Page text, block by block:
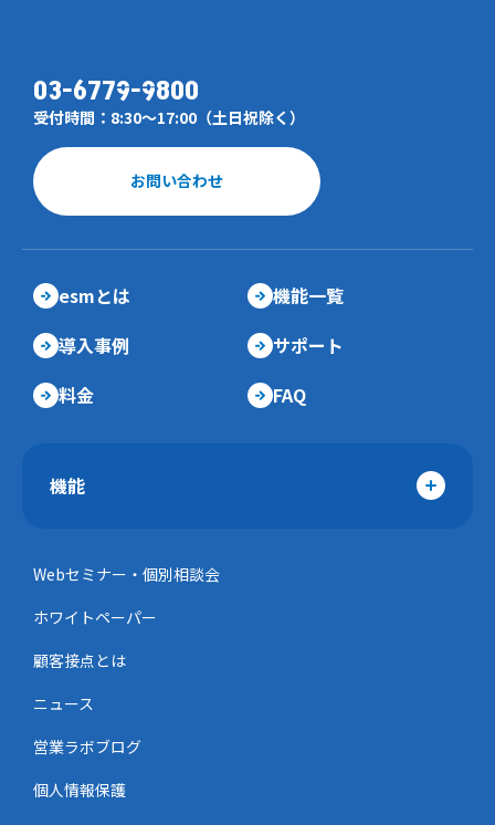
お問い合わせ
03-6779-9800
受付時間：8:30～17:00（土日祝除く）
esmとは
機能一覧
導入事例
サポート
料金
FAQ
機能
Webセミナー・個別相談会
ホワイトペーパー
顧客接点とは
ニュース
営業ラボブログ
個人情報保護